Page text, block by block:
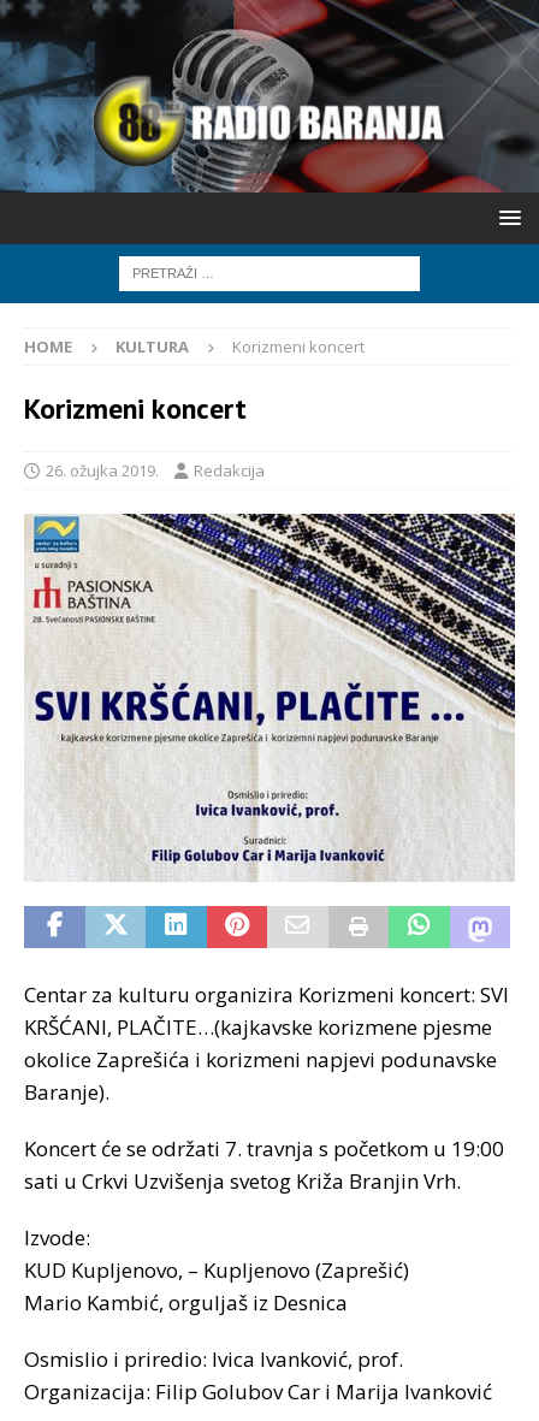
HOME KULTURA Korizmeni koncert
Korizmeni koncert
26. ožujka 2019. Redakcija
Centar za kulturu organizira Korizmeni koncert: SVI
KRŠĆANI, PLAČITE…(kajkavske korizmene pjesme
okolice Zaprešića i korizmeni napjevi podunavske
Baranje).
Koncert će se održati 7. travnja s početkom u 19:00
sati u Crkvi Uzvišenja svetog Križa Branjin Vrh.
Izvode:
KUD Kupljenovo, – Kupljenovo (Zaprešić)
Mario Kambić, orguljaš iz Desnica
Osmislio i priredio: Ivica Ivanković, prof.
Organizacija: Filip Golubov Car i Marija Ivanković